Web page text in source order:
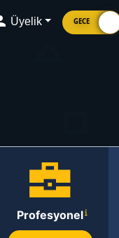
Üyelik GECE
Profesyonel